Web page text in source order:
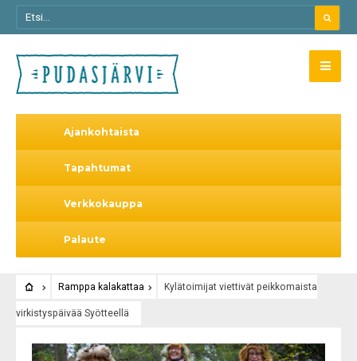
Ajankohtaista
Tapahtumat
Verkkokauppa
Palaute
Ramppa kalakattaa Kylätoimijat viettivät peikkomaista
virkistyspäivää Syötteellä